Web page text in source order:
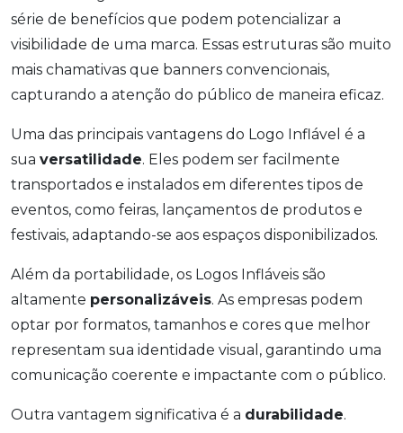
série de benefícios que podem potencializar a
visibilidade de uma marca. Essas estruturas são muito
mais chamativas que banners convencionais,
capturando a atenção do público de maneira eficaz.
Uma das principais vantagens do Logo Inflável é a
sua versatilidade. Eles podem ser facilmente
transportados e instalados em diferentes tipos de
eventos, como feiras, lançamentos de produtos e
festivais, adaptando-se aos espaços disponibilizados.
Além da portabilidade, os Logos Infláveis são
altamente personalizáveis. As empresas podem
optar por formatos, tamanhos e cores que melhor
representam sua identidade visual, garantindo uma
comunicação coerente e impactante com o público.
Outra vantagem significativa é a durabilidade.